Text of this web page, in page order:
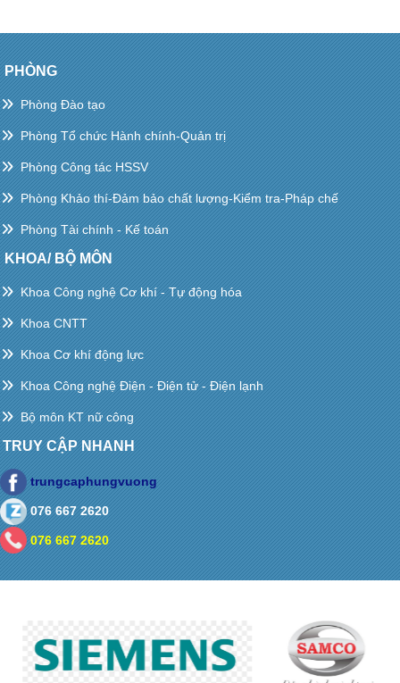
PHÒNG
Phòng Đào tạo
Phòng Tổ chức Hành chính-Quản trị
Phòng Công tác HSSV
Phòng Khảo thí-Đảm bảo chất lượng-Kiểm tra-Pháp chế
Phòng Tài chính - Kế toán
KHOA/ BỘ MÔN
Khoa Công nghệ Cơ khí - Tự động hóa
Khoa CNTT
Khoa Cơ khí động lực
Khoa Công nghệ Điện - Điện tử - Điện lạnh
Bộ môn KT nữ công
TRUY CẬP NHANH
trungcaphungvuong
076 667 2620
076 667 2620